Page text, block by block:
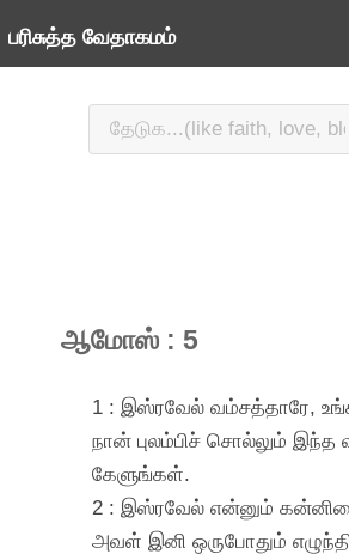
பரிசுத்த வேதாகமம்
ஆமோஸ் : 5
1 : இஸ்ரவேல் வம்சத்தாரே,
நான் புலம்பிச் சொல்லும்
கேளுங்கள்.
2 : இஸ்ரவேல் என்னும்
அவள் இனி ஒருபோதும்